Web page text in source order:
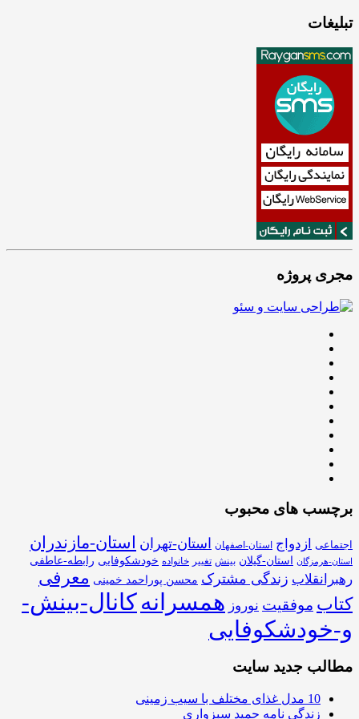
تبلیغات
مجری پروژه
برچسب های محبوب
اجتماعی ازدواج استان-اصفهان استان-تهران استان-مازندران
استان-هرمزگان استان-گیلان بینش تغییر خانواده خودشکوفایی رابطه-عاطفی
رهبرانقلاب زندگی مشترک محسن پوراحمد خمینی معرفی
کتاب موفقیت نوروز همسرانهکانال-بینش-
و-خودشکوفایی
مطالب جدید سایت
10 مدل غذای مختلف با سیب زمینی
زندگی نامه حمید سبزواری